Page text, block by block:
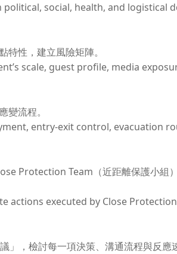
social, health, and logistical
性，建立風險矩陣。
scale, guest profile, media
流程。
entry-exit control, evacuation
Protection Team（近距離保護小組
actions executed by Close
，檢討每一項決策、溝通流程與反應